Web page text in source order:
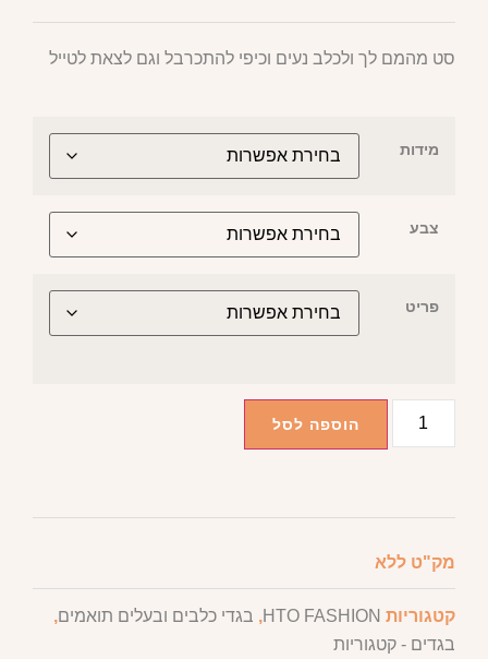
סט מהמם לך ולכלב נעים וכיפי להתכרבל וגם לצאת לטייל
מידות
צבע
פריט
הוספה לסל
מק"ט ללא
קטגוריות HTO FASHION
, בגדי כלבים ובעלים תואמים,
בגדים - קטגוריות